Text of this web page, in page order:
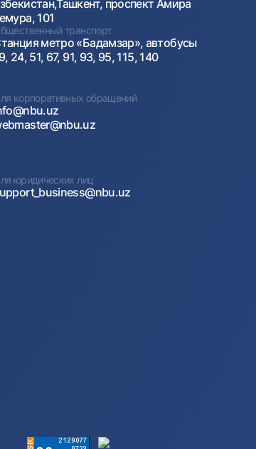
проспект Амира
101
транспорт
метро «Бадамзар», автобусы
24, 51, 67, 91, 93, 95, 115, 140
корпоративных обращений
юридических лиц